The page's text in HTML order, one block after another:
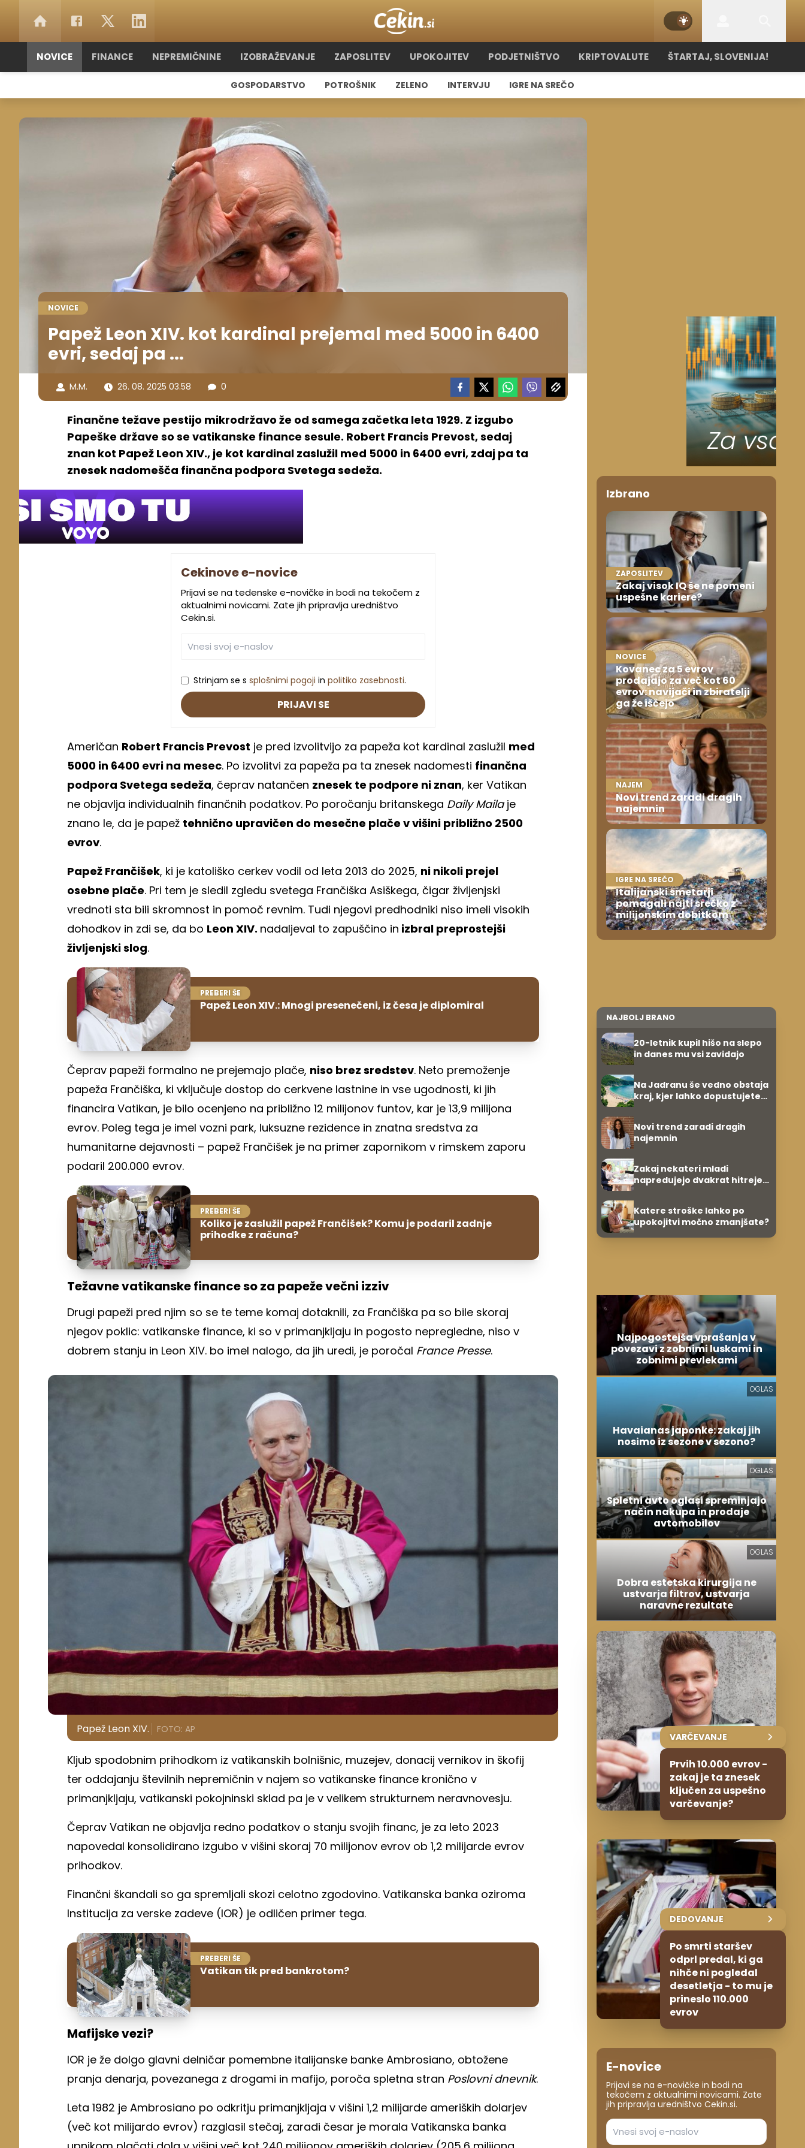
NOVICE FINANCE NEPREMIČNINE IZOBRAŽEVANJE ZAPOSLITEV UPOKOJITEV PODJETNIŠTVO KRIPTOVALUTE ŠTARTAJ, SLOVENIJA!
GOSPODARSTVO POTROŠNIK ZELENO INTERVJU IGRE NA SREČO
NOVICE
Papež Leon XIV. kot kardinal prejemal med 5000 in 6400
evri, sedaj pa ...
M.M. 26. 08. 2025 03.58 0
Finančne težave pestijo mikrodržavo že od samega začetka leta 1929. Z izgubo
Papeške države so se vatikanske finance sesule. Robert Francis Prevost, sedaj
znan kot Papež Leon XIV., je kot kardinal zaslužil med 5000 in 6400 evri, zdaj pa ta
znesek nadomešča finančna podpora Svetega sedeža.
Cekinove e-novice
Prijavi se na tedenske e-novičke in bodi na tekočem z
aktualnimi novicami. Zate jih pripravlja uredništvo
Cekin.si.
Strinjam se s splošnimi pogoji in politiko zasebnosti.
PRIJAVI SE
Američan Robert Francis Prevost je pred izvolitvijo za papeža kot kardinal zaslužil med
5000 in 6400 evri na mesec. Po izvolitvi za papeža pa ta znesek nadomesti finančna
podpora Svetega sedeža, čeprav natančen znesek te podpore ni znan, ker Vatikan
ne objavlja individualnih finančnih podatkov. Po poročanju britanskega Daily Mailaje
znano le, da je papež tehnično upravičen do mesečne plače v višini približno 2500
evrov.
Papež Frančišek, ki je katoliško cerkev vodil od leta 2013 do 2025, ni nikoli prejel
osebne plače. Pri tem je sledil zgledu svetega Frančiška Asiškega, čigar življenjski
vrednoti sta bili skromnost in pomoč revnim. Tudi njegovi predhodniki niso imeli visokih
dohodkov in zdi se, da bo Leon XIV. nadaljeval to zapuščino in izbral preprostejši
življenjski slog.
PREBERI ŠE
Papež Leon XIV.: Mnogi presenečeni, iz česa je diplomiral
Čeprav papeži formalno ne prejemajo plače, niso brez sredstev. Neto premoženje
papeža Frančiška, ki vključuje dostop do cerkvene lastnine in vse ugodnosti, ki jih
financira Vatikan, je bilo ocenjeno na približno 12 milijonov funtov, kar je 13,9 milijona
evrov. Poleg tega je imel vozni park, luksuzne rezidence in znatna sredstva za
humanitarne dejavnosti – papež Frančišek je na primer zapornikom v rimskem zaporu
podaril 200.000 evrov.
PREBERI ŠE
Koliko je zaslužil papež Frančišek? Komu je podaril zadnje
prihodke z računa?
Težavne vatikanske finance so za papeže večni izziv
Drugi papeži pred njim so se te teme komaj dotaknili, za Frančiška pa so bile skoraj
njegov poklic: vatikanske finance, ki so v primanjkljaju in pogosto nepregledne, niso v
dobrem stanju in Leon XIV. bo imel nalogo, da jih uredi, je poročal France Presse.
Papež Leon XIV. FOTO: AP
Kljub spodobnim prihodkom iz vatikanskih bolnišnic, muzejev, donacij vernikov in škofij
ter oddajanju številnih nepremičnin v najem so vatikanske finance kronično v
primanjkljaju, vatikanski pokojninski sklad pa je v velikem strukturnem neravnovesju.
Čeprav Vatikan ne objavlja redno podatkov o stanju svojih financ, je za leto 2023
napovedal konsolidirano izgubo v višini skoraj 70 milijonov evrov ob 1,2 milijarde evrov
prihodkov.
Finančni škandali so ga spremljali skozi celotno zgodovino. Vatikanska banka oziroma
Institucija za verske zadeve (IOR) je odličen primer tega.
PREBERI ŠE
Vatikan tik pred bankrotom?
Mafijske vezi?
IOR je že dolgo glavni delničar pomembne italijanske banke Ambrosiano, obtožene
pranja denarja, povezanega z drogami in mafijo, poroča spletna stran Poslovni dnevnik.
Leta 1982 je Ambrosiano po odkritju primanjkljaja v višini 1,2 milijarde ameriških dolarjev
(več kot milijardo evrov) razglasil stečaj, zaradi česar je morala Vatikanska banka
Izbrano
ZAPOSLITEV
Zakaj visok IQ še ne pomeni
uspešne kariere?
NOVICE
Kovanec za 5 evrov
prodajajo za več kot 60
evrov: navijači in zbiratelji
ga že iščejo
NAJEM
Novi trend zaradi dragih
najemnin
IGRE NA SREČO
Italijanski smetarji
pomagali najti srečko z
milijonskim dobitkom
NAJBOLJ BRANO
20-letnik kupil hišo na slepo
in danes mu vsi zavidajo
Na Jadranu še vedno obstaja
kraj, kjer lahko dopustujete
Novi trend zaradi dragih
najemnin
Zakaj nekateri mladi
napredujejo dvakrat hitreje
Katere stroške lahko po
upokojitvi močno zmanjšate?
Najpogostejša vprašanja v
povezavi z zobnimi luskami in
zobnimi prevlekami
OGLAS
Havaianas japonke: zakaj jih
nosimo iz sezone v sezono?
OGLAS
Spletni avto oglasi spreminjajo
način nakupa in prodaje
avtomobilov
OGLAS
Dobra estetska kirurgija ne
ustvarja filtrov, ustvarja
naravne rezultate
VARČEVANJE
Prvih 10.000 evrov -
zakaj je ta znesek
ključen za uspešno
varčevanje?
DEDOVANJE
Po smrti staršev
odprl predal, ki ga
nihče ni pogledal
desetletja - to mu je
prineslo 110.000
evrov
E-novice
Prijavi se na e-novičke in bodi na
tekočem z aktualnimi novicami. Zate
jih pripravlja uredništvo Cekin.si.